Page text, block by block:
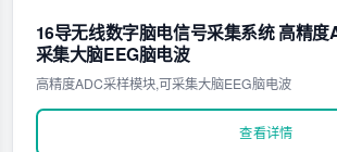
16导无线数字脑电信号采集系统 高精度
采集大脑EEG脑电波
高精度ADC采样模块,可采集大脑EEG脑电波
查看详情